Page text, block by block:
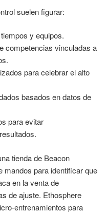
suelen figurar:
y equipos.
competencias vinculadas a
para celebrar el alto
basados en datos de
para evitar
tienda de Beacon
mandos para identificar que
en la venta de
de ajuste. Ethosphere
entrenamientos para